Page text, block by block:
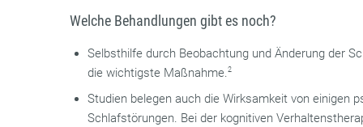
Welche Behandlungen gibt es noch?
Selbsthilfe durch Beobachtung und Änderung der
die wichtigste Maßnahme.2
Studien belegen auch die Wirksamkeit von einigen
Schlafstörungen. Bei der kognitiven